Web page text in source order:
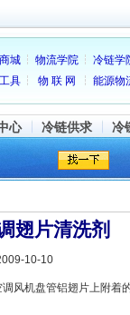
城 物流学院
冷链学
具
物 联 网 能源物
心 冷链供求 冷
翅片清洗剂
10-10
风机盘管铝翅片上附着